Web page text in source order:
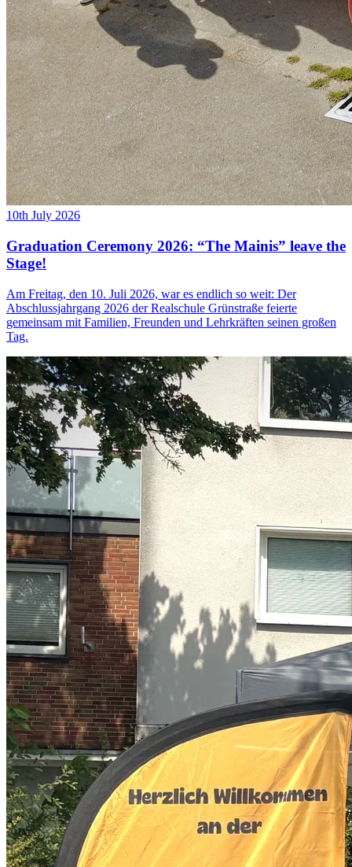
10th July 2026
Graduation Ceremony 2026: “The Mainis” leave the
Stage!
Am Freitag, den 10. Juli 2026, war es endlich so weit: Der
Abschlussjahrgang 2026 der Realschule Grünstraße feierte
gemeinsam mit Familien, Freunden und Lehrkräften seinen großen
Tag.